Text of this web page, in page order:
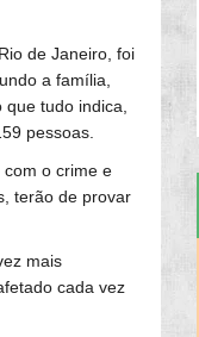
de Janeiro, foi
a família,
tudo indica,
pessoas.
o crime e
terão de provar
mais
cada vez